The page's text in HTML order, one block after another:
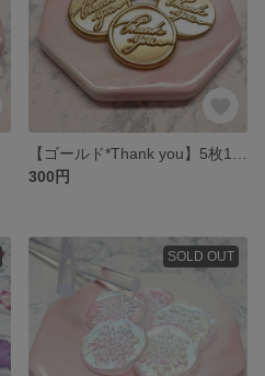
300円
SOLD OUT